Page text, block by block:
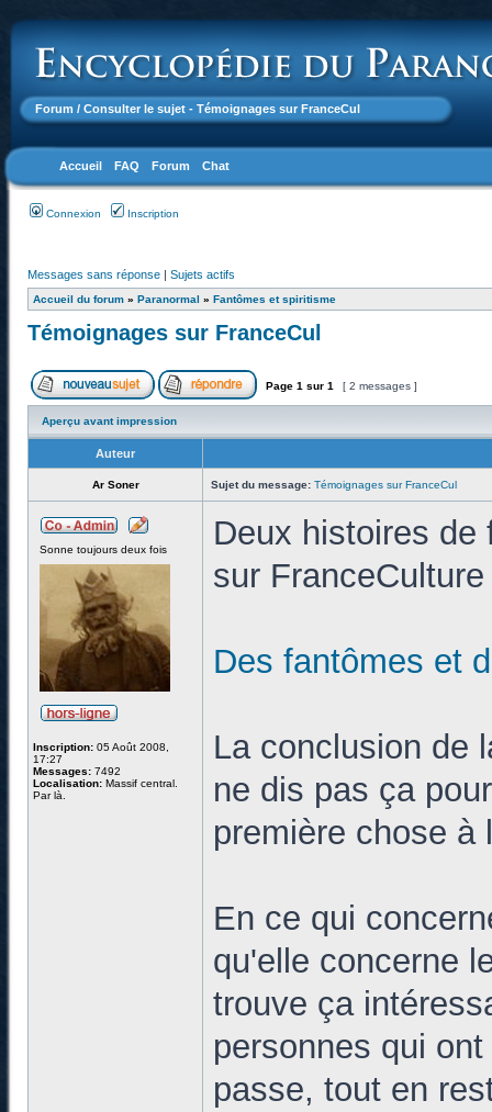
Forum / Consulter le sujet - Témoignages sur FranceCul
Accueil FAQ Forum Chat
Connexion Inscription
Messages sans réponse | Sujets actifs
Accueil du forum » Paranormal » Fantômes et spiritisme
Témoignages sur FranceCul
Page 1 sur 1 [ 2 messages ]
Aperçu avant impression
Auteur
Ar Soner Sujet du message: Témoignages sur FranceCul
Sonne toujours deux fois
Inscription: 05 Août 2008,
17:27
Messages: 7492
Localisation: Massif central.
Par là.
Deux histoires de
sur
Des fantômes et
La conclusion de
ne dis pas ça
première chose
En ce qui
qu'elle concerne
trouve ça
personnes qui
passe, tout en